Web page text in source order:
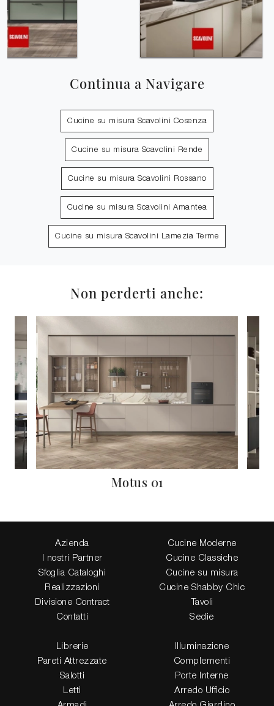
Continua a Navigare
Cucine su misura Scavolini Cosenza
Cucine su misura Scavolini Rende
Cucine su misura Scavolini Rossano
Cucine su misura Scavolini Amantea
Cucine su misura Scavolini Lamezia Terme
Non perderti anche:
Motus 01
Azienda
I nostri Partner
Sfoglia Cataloghi
Realizzazioni
Divisione Contract
Contatti
Cucine Moderne
Cucine Classiche
Cucine su misura
Cucine Shabby Chic
Tavoli
Sedie
Librerie
Pareti Attrezzate
Salotti
Letti
Illuminazione
Complementi
Porte Interne
Arredo Ufficio